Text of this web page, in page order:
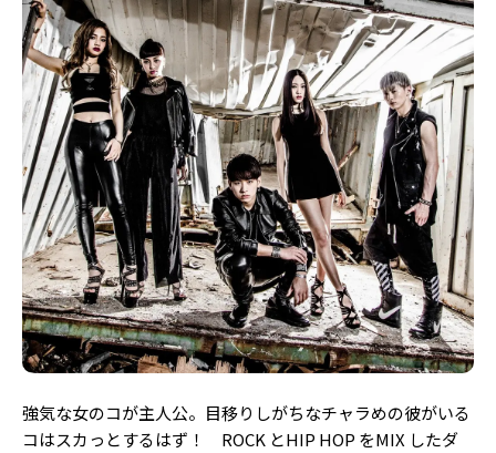
強気な女のコが主人公。目移りしがちなチャラめの彼がいる
コはスカっとするはず！ ROCK とHIP HOP をMIX したダ